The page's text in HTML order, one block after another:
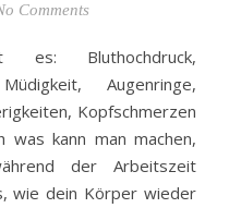
Comments
Bluthochdruck,
Augenringe,
Kopfschmerzen
was kann man machen,
der Arbeitszeit
wie dein Körper wieder